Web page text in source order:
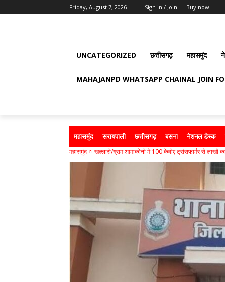
Friday, August 7, 2026 Sign in / Join Buy now!
UNCATEGORIZED छत्तीसगढ़ महासमुंद
MAHAJANPD WHATSAPP CHAINAL JOIN
महासमुंद सरायपाली छत्तीसगढ़ बसना नेशनल डेस्क
महासमुंद खल्लारी/ग्राम आमाकोनी में 100 केवीए ट्रांसफार्मर से लाखों